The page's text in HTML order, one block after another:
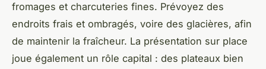
fromages et charcuteries fines. Prévoyez des
endroits frais et ombragés, voire des glacières, afin
de maintenir la fraîcheur. La présentation sur place
joue également un rôle capital : des plateaux bien